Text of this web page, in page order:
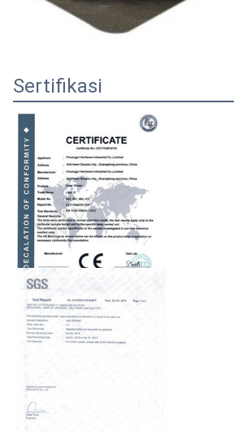
Sertifikasi